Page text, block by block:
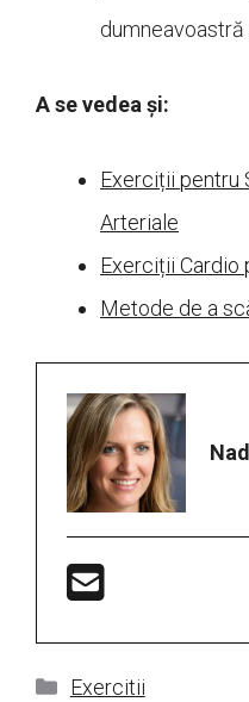
dumneavoastră
A se vedea și:
Exerciții pentru
Arteriale
Exerciții Cardio
Metode de a
Categorii
Exercitii